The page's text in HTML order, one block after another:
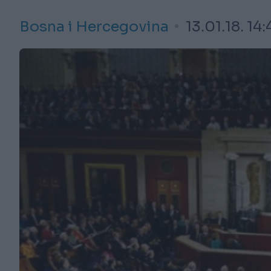
Bosna i Hercegovina 13.01.18.